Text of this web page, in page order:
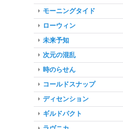
モーニングタイド
ローウィン
未来予知
次元の混乱
時のらせん
コールドスナップ
ディセンション
ギルドパクト